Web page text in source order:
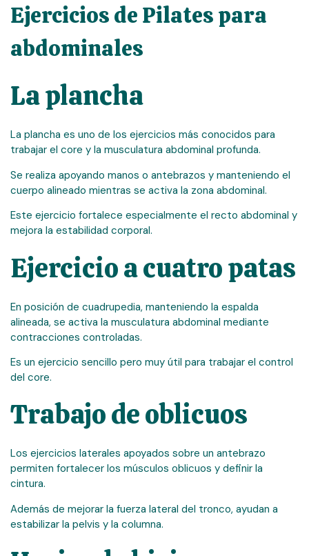
Ejercicios de Pilates para
abdominales
La plancha
La plancha es uno de los ejercicios más conocidos para
trabajar el core y la musculatura abdominal profunda.
Se realiza apoyando manos o antebrazos y manteniendo el
cuerpo alineado mientras se activa la zona abdominal.
Este ejercicio fortalece especialmente el recto abdominal y
mejora la estabilidad corporal.
Ejercicio a cuatro patas
En posición de cuadrupedia, manteniendo la espalda
alineada, se activa la musculatura abdominal mediante
contracciones controladas.
Es un ejercicio sencillo pero muy útil para trabajar el control
del core.
Trabajo de oblicuos
Los ejercicios laterales apoyados sobre un antebrazo
permiten fortalecer los músculos oblicuos y definir la
cintura.
Además de mejorar la fuerza lateral del tronco, ayudan a
estabilizar la pelvis y la columna.